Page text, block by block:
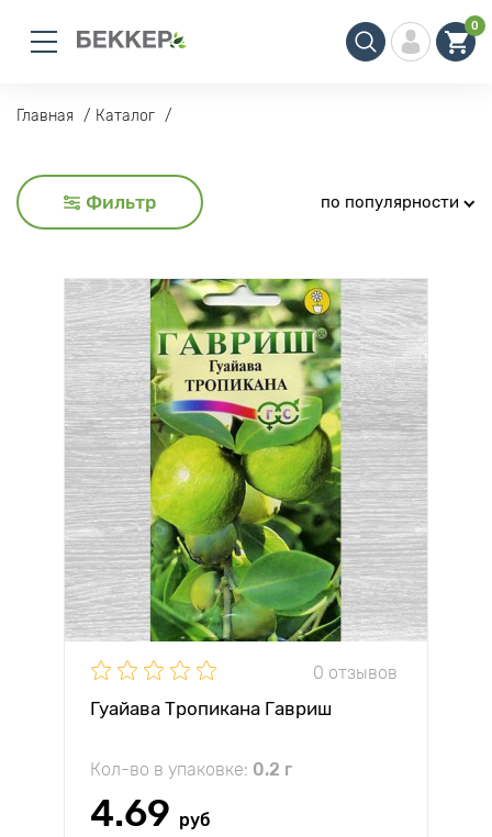
0
Главная Каталог
Фильтр по популярности
0 отзывов
Гуайава Тропикана Гавриш
Кол-во в упаковке: 0.2 г
4.69 руб